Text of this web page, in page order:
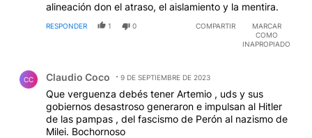
alineación don el atraso, el aislamiento y la mentira.
RESPONDER 1 0 COMPARTIR
MARCAR
COMO
INAPROPIADO
CC Claudio Coco 9 DE SEPTIEMBRE DE 2023
Que verguenza debés tener Artemio , uds y sus
gobiernos desastroso generaron e impulsan al Hitler
de las pampas , del fascismo de Perón al nazismo de
Milei. Bochornoso